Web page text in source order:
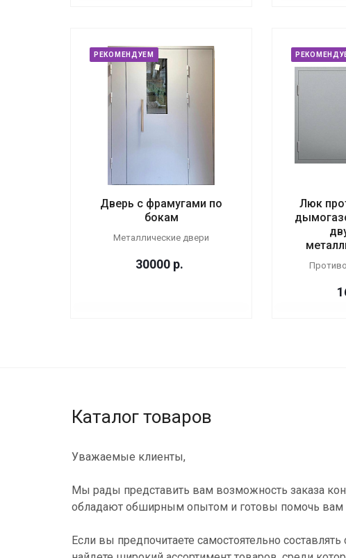
РЕКОМЕНДУЕМ
Дверь с фрамугами по
бокам
Металлические двери
30000 р.
Люк
Каталог товаров
Уважаемые клиенты,
Мы рады представить вам возможность заказа
обладают обширным опытом и готовы помочь вам
Если вы предпочитаете самостоятельно